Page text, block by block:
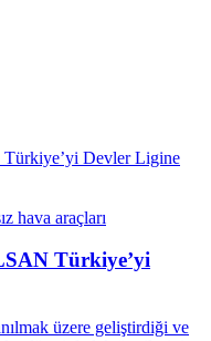
hava araçları
Türkiye’yi
üzere geliştirdiği ve